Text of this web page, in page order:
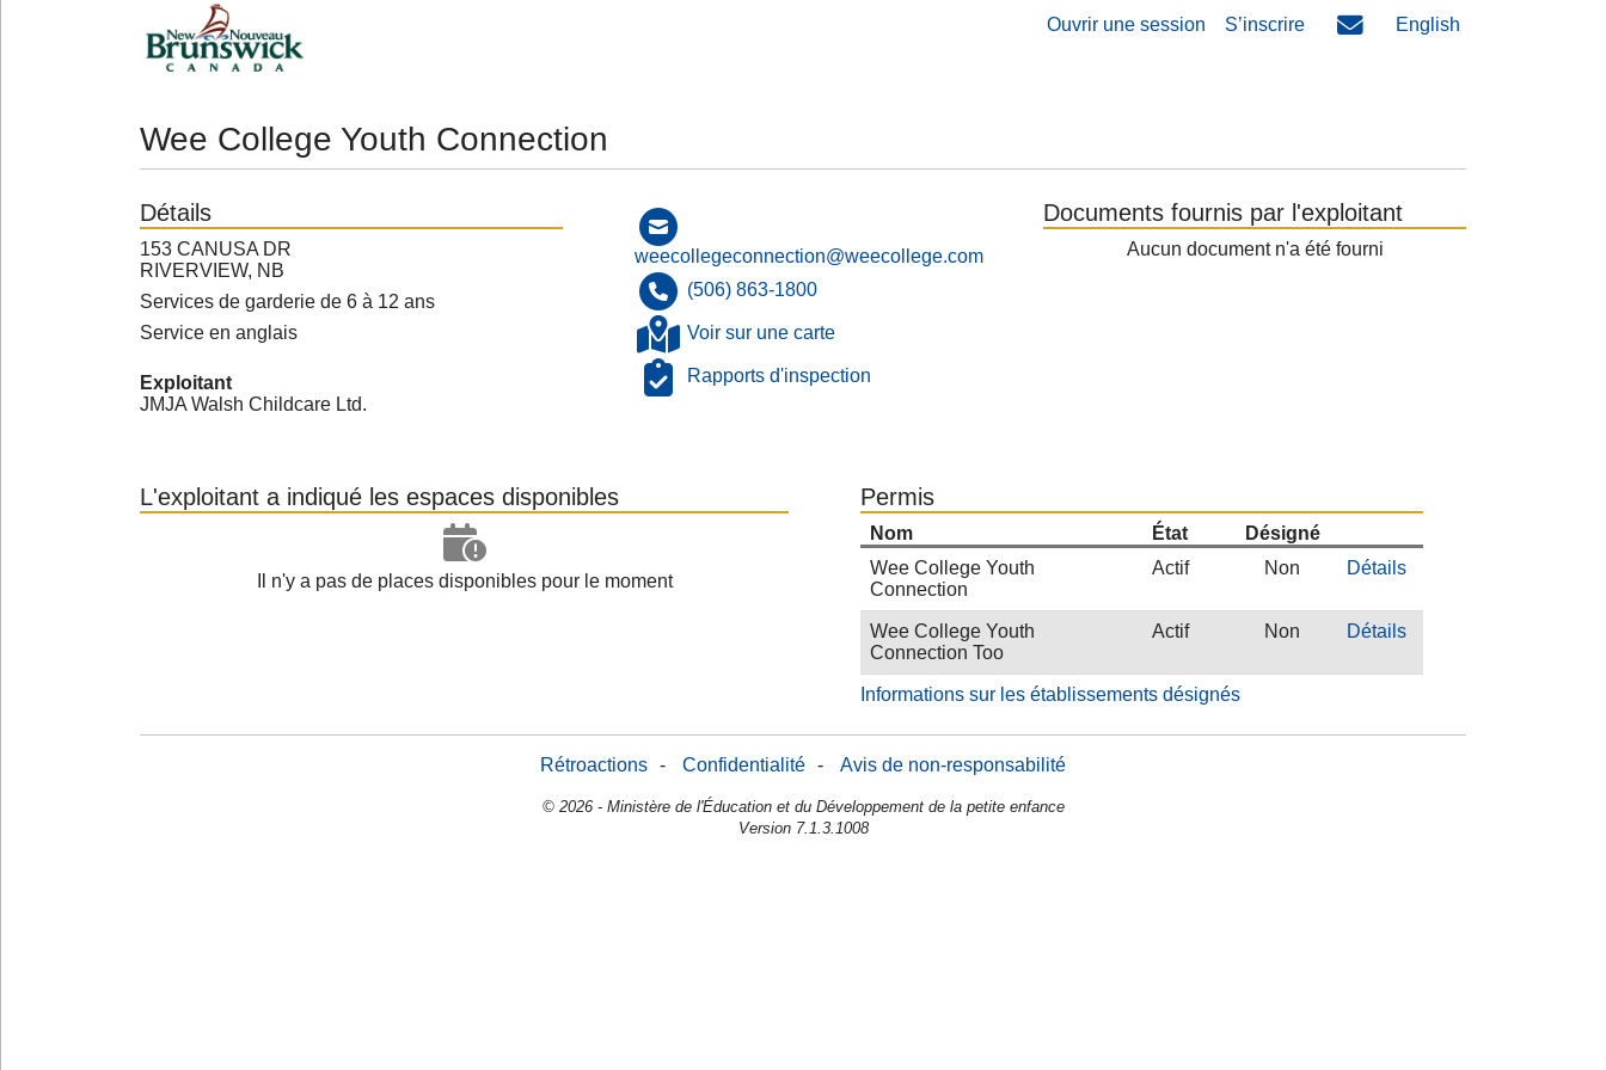
Ouvrir une session S’inscrire English
Wee College Youth Connection
Détails
153 CANUSA DR
RIVERVIEW, NB
Services de garderie de 6 à 12 ans
Service en anglais
Exploitant
JMJA Walsh Childcare Ltd.
weecollegeconnection@weecollege.com
(506) 863-1800
Voir sur une carte
Rapports d'inspection
Documents fournis par l'exploitant
Aucun document n'a été fourni
L'exploitant a indiqué les espaces disponibles
Il n'y a pas de places disponibles pour le moment
Permis
Nom État
Désigné
Wee College Youth
Connection
Actif Non Détails
Wee College Youth
Connection Too
Actif Non Détails
Informations sur les établissements désignés
Rétroactions - Confidentialité - Avis de non-responsabilité
© 2026 - Ministère de l'Éducation et du Développement de la petite enfance
Version 7.1.3.1008